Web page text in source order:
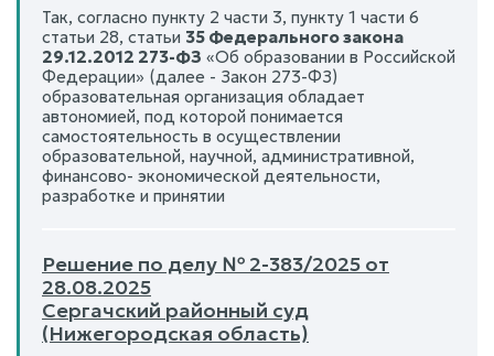
Так, согласно пункту 2 части 3, пункту 1 части 6
статьи 28, статьи 35 Федерального закона
29.12.2012 273-ФЗ «Об образовании в Российской
Федерации» (далее - Закон 273-ФЗ)
образовательная организация обладает
автономией, под которой понимается
самостоятельность в осуществлении
образовательной, научной, административной,
финансово- экономической деятельности,
разработке и принятии
Решение по делу № 2-383/2025 от
28.08.2025
Сергачский районный суд
(Нижегородская область)